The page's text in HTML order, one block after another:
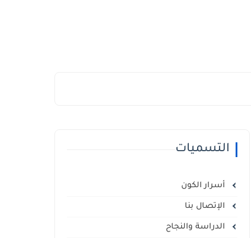
التسميات
أسرار الكون
الإتصال بنا
الدراسة والنجاح